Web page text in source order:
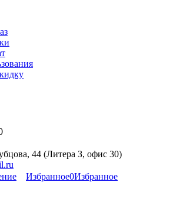
44 (Литера З, офис 30)
Избранное0Избранное